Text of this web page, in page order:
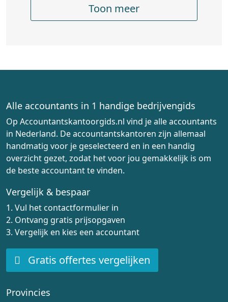
Toon meer
Alle accountants in 1 handige bedrijvengids
Op Accountantskantoorgids.nl vind je alle accountants
in Nederland. De accountantskantoren zijn allemaal
handmatig voor je geselecteerd en in een handig
overzicht gezet, zodat het voor jou gemakkelijk is om
de beste accountant te vinden.
Vergelijk & bespaar
1. Vul het contactformulier in
2. Ontvang gratis prijsopgaven
3. Vergelijk en kies een accountant
Gratis offertes vergelijken
Provincies